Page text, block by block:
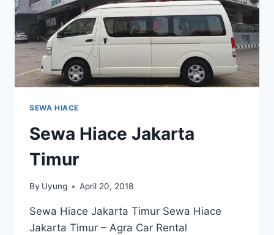
SEWA HIACE
Sewa Hiace Jakarta
Timur
By Uyung April 20, 2018
Sewa Hiace Jakarta Timur Sewa Hiace
Jakarta Timur – Agra Car Rental